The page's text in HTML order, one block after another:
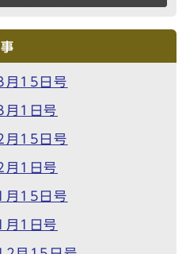
15日号
1日号
15日号
1日号
15日号
1日号